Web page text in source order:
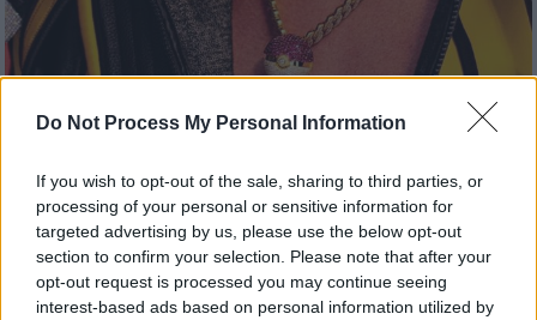
Do Not Process My Personal Information
If you wish to opt-out of the sale, sharing to third parties, or
processing of your personal or sensitive information for
targeted advertising by us, please use the below opt-out
section to confirm your selection. Please note that after your
opt-out request is processed you may continue seeing
interest-based ads based on personal information utilized by